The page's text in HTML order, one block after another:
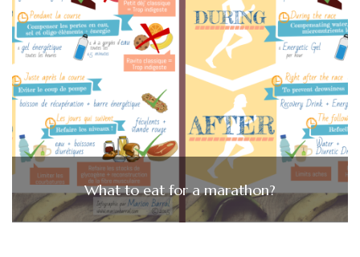
What to eat for a marathon?